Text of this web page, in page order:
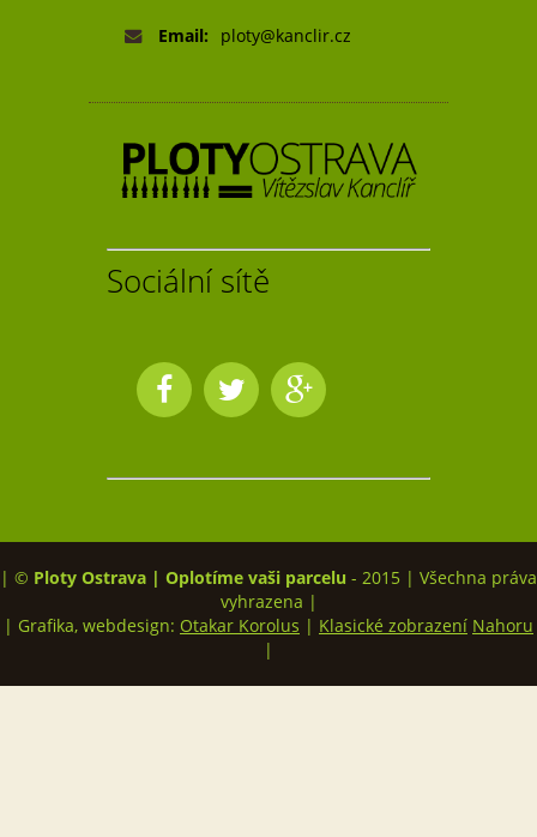
Email: ploty@kanclir.cz
Sociální sítě
| © Ploty Ostrava | Oplotíme vaši parcelu - 2015 | Všechna práva
vyhrazena |
| Grafika, webdesign: Otakar Korolus | Klasické zobrazení Nahoru
|